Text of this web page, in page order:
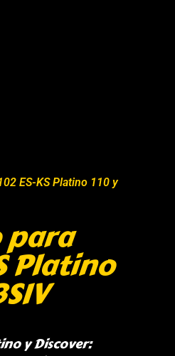
ES-KS Platino 110 y
para
Platino
y Discover: